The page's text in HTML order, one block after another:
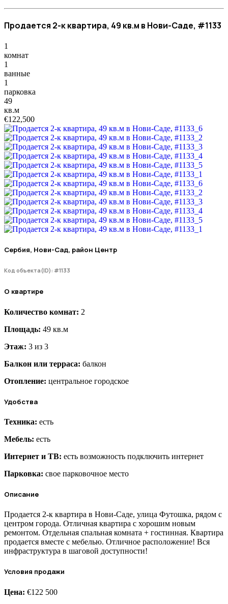
Продается 2-к квартира, 49 кв.м в Нови-Саде, #1133
1
комнат
1
ванные
1
парковка
49
кв.м
€122,500
Сербия, Нови-Сад, район Центр
Код объекта(ID): #1133
О квартире
Количество комнат: 2
Площадь: 49 кв.м
Этаж: 3 из 3
Балкон или терраса: балкон
Отопление: центральное городское
Удобства
Техника: есть
Мебель: есть
Интернет и ТВ: есть возможность подключить интернет
Парковка: свое парковочное место
Описание
Продается 2-к квартира в Нови-Саде, улица Футошка, рядом с
центром города. Отличная квартира с хорошим новым
ремонтом. Отдельная спальная комната + гостинная. Квартира
продается вместе с мебелью. Отличное расположение! Вся
инфраструктура в шаговой доступности!
Условия продажи
Цена: €122 500